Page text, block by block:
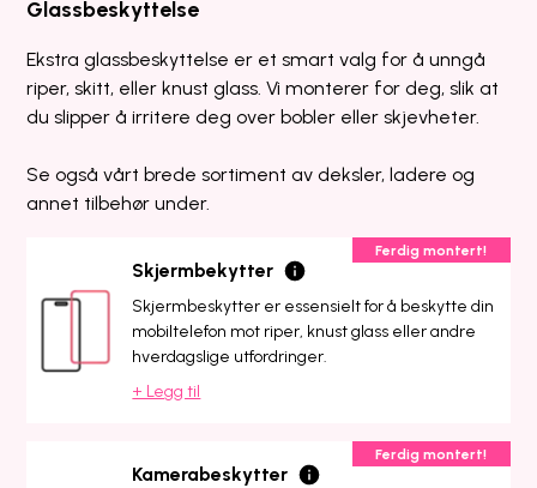
Glassbeskyttelse
Ekstra glassbeskyttelse er et smart valg for å unngå
riper, skitt, eller knust glass. Vi monterer for deg, slik at
du slipper å irritere deg over bobler eller skjevheter.
Se også vårt brede sortiment av deksler, ladere og
annet tilbehør under.
Skjermbekytter
Skjermbeskytter er essensielt for å beskytte din
mobiltelefon mot riper, knust glass eller andre
hverdagslige utfordringer.
Ferdig montert!
+ Legg til
Kamerabeskytter
Ferdig montert!